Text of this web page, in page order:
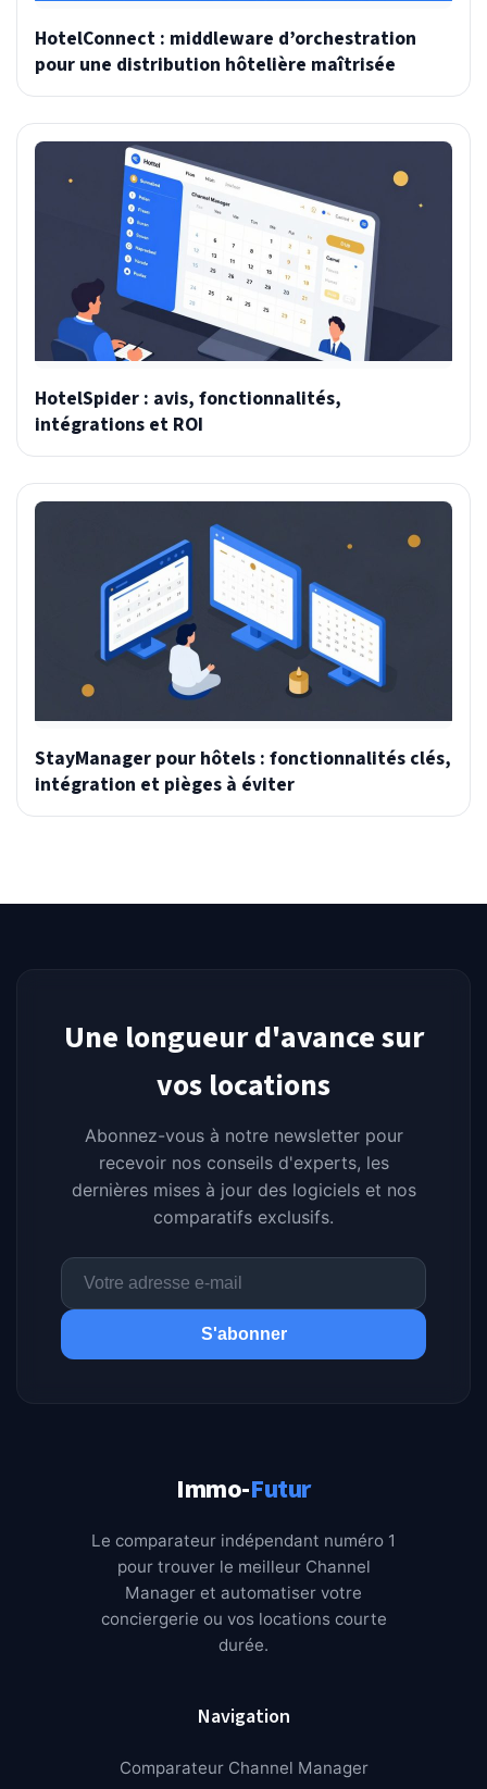
HotelConnect : middleware d’orchestration
pour une distribution hôtelière maîtrisée
HotelSpider : avis, fonctionnalités,
intégrations et ROI
StayManager pour hôtels : fonctionnalités clés,
intégration et pièges à éviter
Une longueur d'avance sur
vos locations
Abonnez-vous à notre newsletter pour
recevoir nos conseils d'experts, les
dernières mises à jour des logiciels et nos
comparatifs exclusifs.
S'abonner
Immo-Futur
Le comparateur indépendant numéro 1
pour trouver le meilleur Channel
Manager et automatiser votre
conciergerie ou vos locations courte
durée.
Navigation
Comparateur Channel Manager